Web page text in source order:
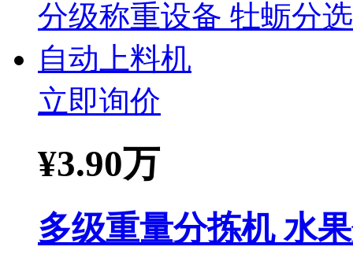
立即询价
¥3.90万
多级重量分拣机 水